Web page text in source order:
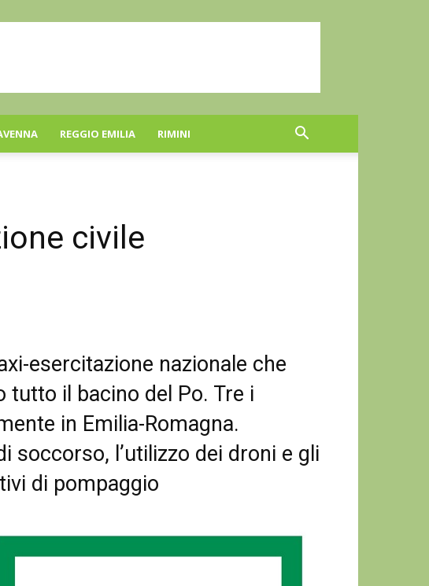
REGGIO EMILIA RIMINI
civile
esercitazione nazionale che
tutto il bacino del Po. Tre i
in Emilia-Romagna.
soccorso, l’utilizzo dei droni e gli
di pompaggio